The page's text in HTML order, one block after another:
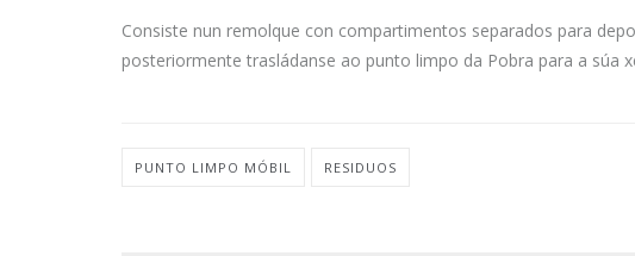
Consiste nun remolque con compartimentos separados para
posteriormente trasládanse ao punto limpo da Pobra para a súa
PUNTO LIMPO MÓBIL RESIDUOS